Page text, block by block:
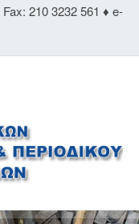
Fax: 210 3232 561 ♦ e-